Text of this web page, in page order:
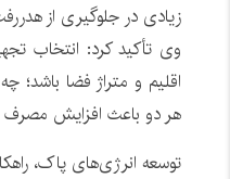
زیادی در جلوگیری از
وی تأکید کرد: انتخاب
اقلیم و متراژ فضا باشد؛
هر دو باعث افزایش مصرف
توسعه انرژی‌های پاک، راهکار